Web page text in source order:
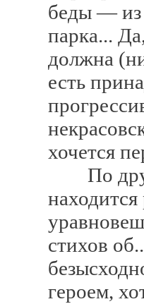
беды — из
парка...
должна
есть
хочется
По
стихов
героем,